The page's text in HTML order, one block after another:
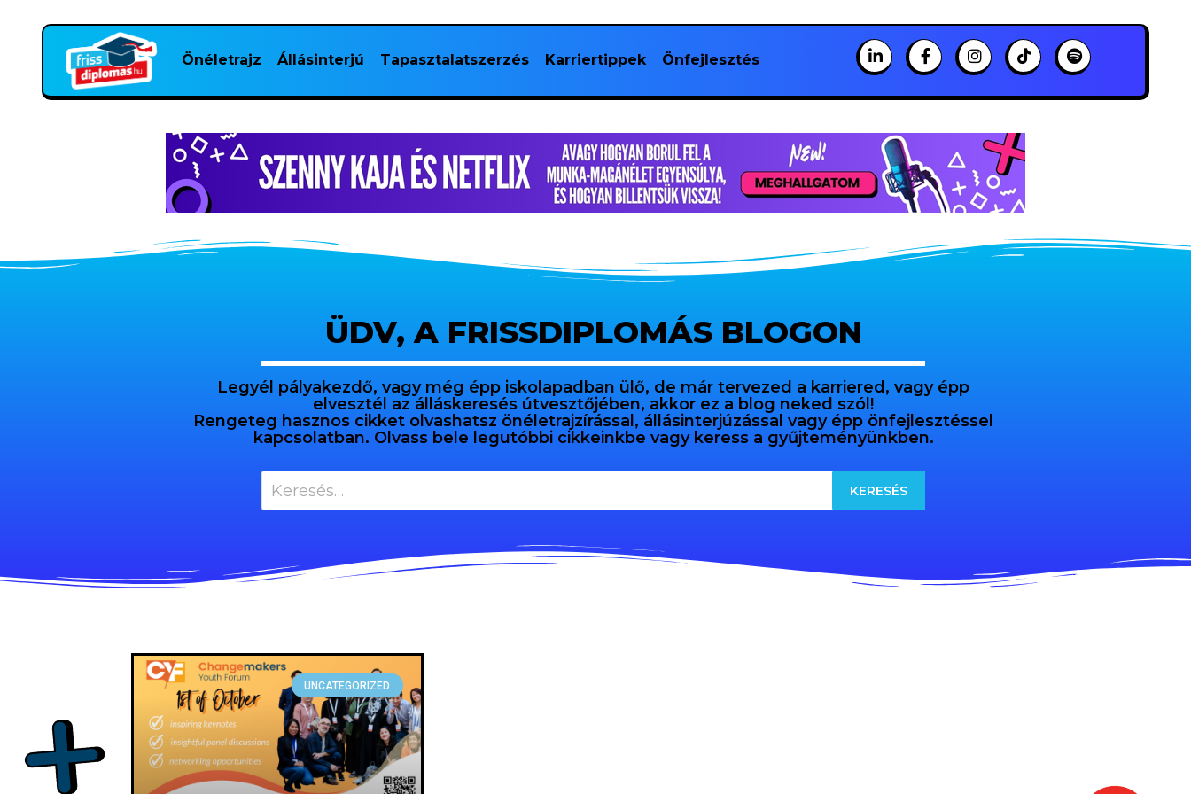
Önéletrajz Állásinterjú Tapasztalatszerzés Karriertippek Önfejlesztés
ÜDV, A FRISSDIPLOMÁS BLOGON
Legyél pályakezdő, vagy még épp iskolapadban ülő, de már tervezed a karriered, vagy épp
elvesztél az álláskeresés útvesztőjében, akkor ez a blog neked szól!
Rengeteg hasznos cikket olvashatsz önéletrajzírással, állásinterjúzással vagy épp önfejlesztéssel
kapcsolatban. Olvass bele legutóbbi cikkeinkbe vagy keress a gyűjteményünkben.
UNCATEGORIZED